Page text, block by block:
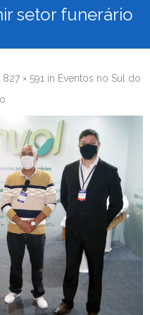
setor funerário
827 × 591 in Eventos no Sul do